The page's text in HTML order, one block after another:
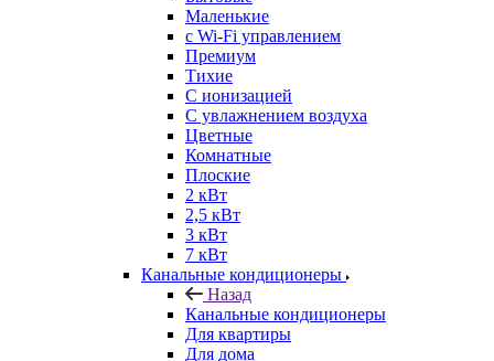
Маленькие
с Wi-Fi управлением
Премиум
Тихие
С ионизацией
С увлажнением воздуха
Цветные
Комнатные
Плоские
2 кВт
2,5 кВт
3 кВт
7 кВт
Канальные кондиционеры
Назад
Канальные кондиционеры
Для квартиры
Для дома